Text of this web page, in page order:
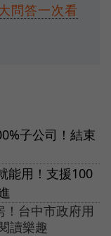
問答一次看
子公司！結束
能用！支援100
台中市政府用
讀樂趣